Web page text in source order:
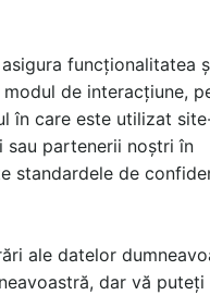
funcționalitatea
de interacțiune,
în care este utilizat
sau partenerii noștri în
standardele de
ale datelor
dar vă puteți